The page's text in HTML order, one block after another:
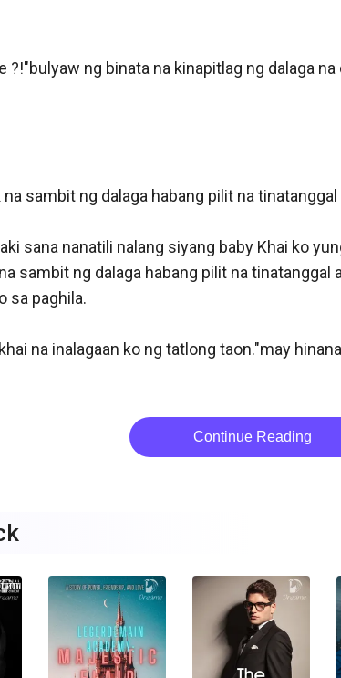
?!"bulyaw ng binata na kinapitlag ng dalaga
sambit ng dalaga habang pilit na
sana nanatili nalang siyang baby Khai ko
sambit ng dalaga habang pilit na tinatanggal
sa paghila.
na inalagaan ko ng tatlong taon."may
Continue Reading